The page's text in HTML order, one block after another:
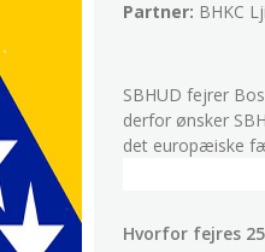
Partner: BHKC
SBHUD fejrer
derfor ønsker
det europæiske
Hvorfor fejres